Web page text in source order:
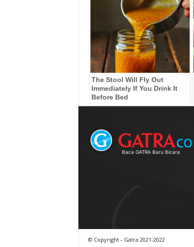
The Stool Will Fly Out
Immediately If You Drink It
Before Bed
Baca GATRA Baru Bicara
© Copyright - Gatra 2021-2022